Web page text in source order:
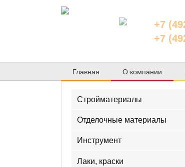
+7
+7
Главная О компании
Стройматериалы
Отделочные материалы
Инструмент
Лаки, краски